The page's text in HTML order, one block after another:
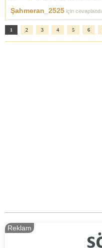
Şahmeran_2525 için cevaplandı
1 2 3 4 5 6
Reklam